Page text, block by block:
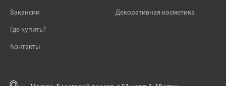
Вакансии
Где купить?
Контакты
Декоративная косметика